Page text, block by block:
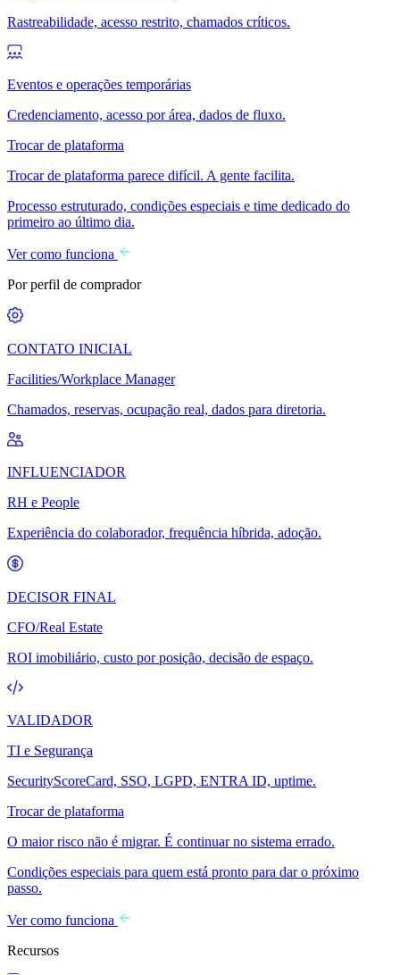
Rastreabilidade, acesso restrito, chamados críticos.
Eventos e operações temporárias
Credenciamento, acesso por área, dados de fluxo.
Trocar de plataforma
Trocar de plataforma parece difícil. A gente facilita.
Processo estruturado, condições especiais e time dedicado do
primeiro ao último dia.
Ver como funciona
Por perfil de comprador
CONTATO INICIAL
Facilities/Workplace Manager
Chamados, reservas, ocupação real, dados para diretoria.
INFLUENCIADOR
RH e People
Experiência do colaborador, frequência híbrida, adoção.
DECISOR FINAL
CFO/Real Estate
ROI imobiliário, custo por posição, decisão de espaço.
VALIDADOR
TI e Segurança
SecurityScoreCard, SSO, LGPD, ENTRA ID, uptime.
Trocar de plataforma
O maior risco não é migrar. É continuar no sistema errado.
Condições especiais para quem está pronto para dar o próximo
passo.
Ver como funciona
Recursos